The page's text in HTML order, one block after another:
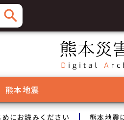
search
熊本地震
めにお読みください 熊本地震